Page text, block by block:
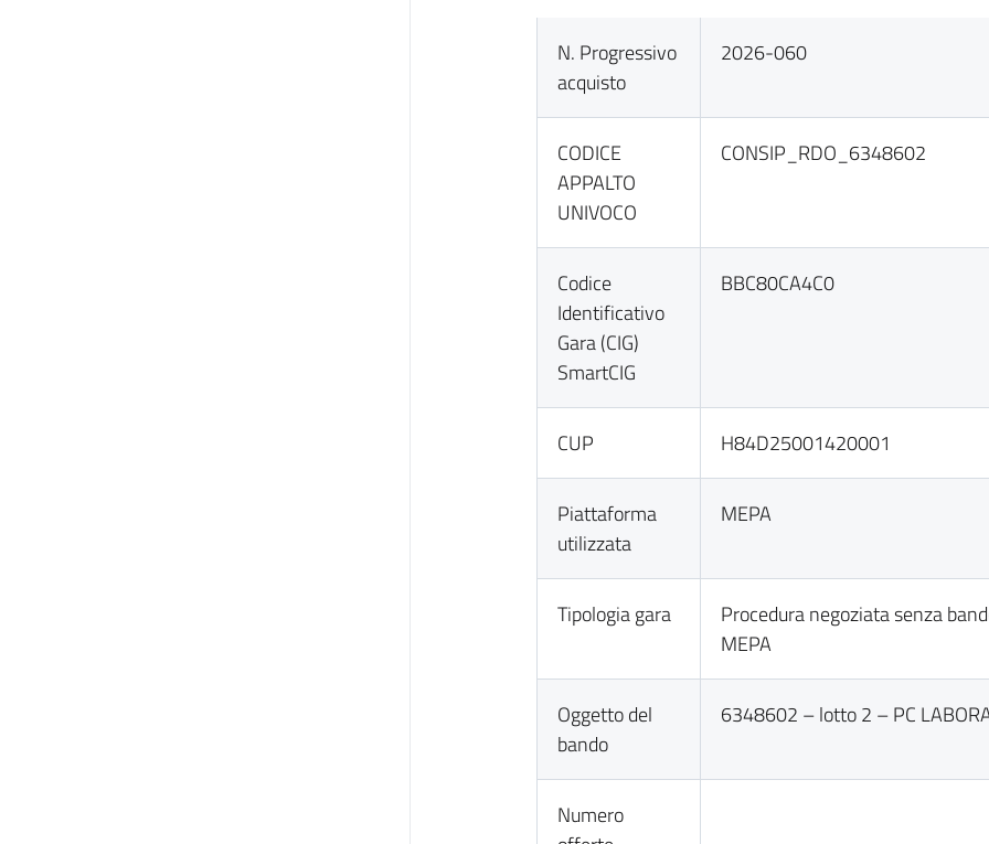
N. Progressivo
acquisto
2026-060
CODICE
APPALTO
UNIVOCO
CONSIP_RDO_6348602
Codice
Identificativo
Gara (CIG)
SmartCIG
BBC80CA4C0
CUP H84D25001420001
Piattaforma
utilizzata
MEPA
Tipologia gara
Procedura negoziata senza
MEPA
Oggetto del
bando
6348602 – lotto 2 – PC
Numero